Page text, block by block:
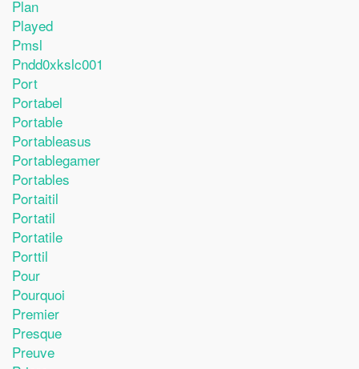
Plan
Played
Pmsl
Pndd0xkslc001
Port
Portabel
Portable
Portableasus
Portablegamer
Portables
Portaitil
Portatil
Portatile
Porttil
Pour
Pourquoi
Premier
Presque
Preuve